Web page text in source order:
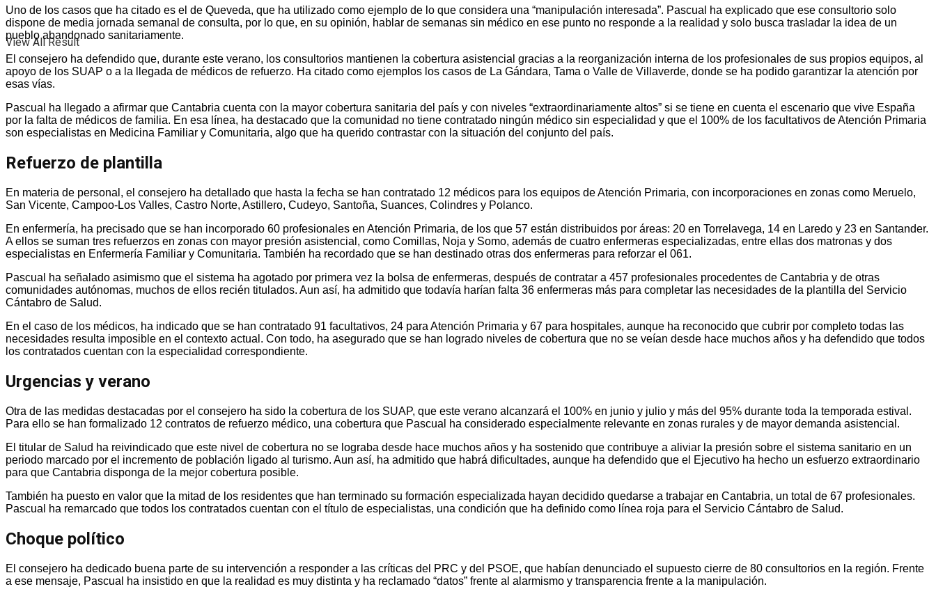
View All Result
Uno de los casos que ha citado es el de Queveda, que ha utilizado como ejemplo de lo que considera una “manipulación interesada”. Pascual ha explicado que ese consultorio solo
dispone de media jornada semanal de consulta, por lo que, en su opinión, hablar de semanas sin médico en ese punto no responde a la realidad y solo busca trasladar la idea de un
pueblo abandonado sanitariamente.
El consejero ha defendido que, durante este verano, los consultorios mantienen la cobertura asistencial gracias a la reorganización interna de los profesionales de sus propios equipos, al
apoyo de los SUAP o a la llegada de médicos de refuerzo. Ha citado como ejemplos los casos de La Gándara, Tama o Valle de Villaverde, donde se ha podido garantizar la atención por
esas vías.
Pascual ha llegado a afirmar que Cantabria cuenta con la mayor cobertura sanitaria del país y con niveles “extraordinariamente altos” si se tiene en cuenta el escenario que vive España
por la falta de médicos de familia. En esa línea, ha destacado que la comunidad no tiene contratado ningún médico sin especialidad y que el 100% de los facultativos de Atención Primaria
son especialistas en Medicina Familiar y Comunitaria, algo que ha querido contrastar con la situación del conjunto del país.
Refuerzo de plantilla
En materia de personal, el consejero ha detallado que hasta la fecha se han contratado 12 médicos para los equipos de Atención Primaria, con incorporaciones en zonas como Meruelo,
San Vicente, Campoo-Los Valles, Castro Norte, Astillero, Cudeyo, Santoña, Suances, Colindres y Polanco.
En enfermería, ha precisado que se han incorporado 60 profesionales en Atención Primaria, de los que 57 están distribuidos por áreas: 20 en Torrelavega, 14 en Laredo y 23 en Santander.
A ellos se suman tres refuerzos en zonas con mayor presión asistencial, como Comillas, Noja y Somo, además de cuatro enfermeras especializadas, entre ellas dos matronas y dos
especialistas en Enfermería Familiar y Comunitaria. También ha recordado que se han destinado otras dos enfermeras para reforzar el 061.
Pascual ha señalado asimismo que el sistema ha agotado por primera vez la bolsa de enfermeras, después de contratar a 457 profesionales procedentes de Cantabria y de otras
comunidades autónomas, muchos de ellos recién titulados. Aun así, ha admitido que todavía harían falta 36 enfermeras más para completar las necesidades de la plantilla del Servicio
Cántabro de Salud.
En el caso de los médicos, ha indicado que se han contratado 91 facultativos, 24 para Atención Primaria y 67 para hospitales, aunque ha reconocido que cubrir por completo todas las
necesidades resulta imposible en el contexto actual. Con todo, ha asegurado que se han logrado niveles de cobertura que no se veían desde hace muchos años y ha defendido que todos
los contratados cuentan con la especialidad correspondiente.
Urgencias y veran​​​o
Otra de las medidas destacadas por el consejero ha sido la cobertura de los SUAP, que este verano alcanzará el 100% en junio y julio y más del 95% durante toda la temporada estival.
Para ello se han formalizado 12 contratos de refuerzo médico, una cobertura que Pascual ha considerado especialmente relevante en zonas rurales y de mayor demanda asistencial.
El titular de Salud ha reivindicado que este nivel de cobertura no se lograba desde hace muchos años y ha sostenido que contribuye a aliviar la presión sobre el sistema sanitario en un
periodo marcado por el incremento de población ligado al turismo. Aun así, ha admitido que habrá dificultades, aunque ha defendido que el Ejecutivo ha hecho un esfuerzo extraordinario
para que Cantabria disponga de la mejor cobertura posible.
También ha puesto en valor que la mitad de los residentes que han terminado su formación especializada hayan decidido quedarse a trabajar en Cantabria, un total de 67 profesionales.
Pascual ha remarcado que todos los contratados cuentan con el título de especialistas, una condición que ha definido como línea roja para el Servicio Cántabro de Salud.
Choque político
El consejero ha dedicado buena parte de su intervención a responder a las críticas del PRC y del PSOE, que habían denunciado el supuesto cierre de 80 consultorios en la región. Frente
a ese mensaje, Pascual ha insistido en que la realidad es muy distinta y ha reclamado “datos” frente al alarmismo y transparencia frente a la manipulación.